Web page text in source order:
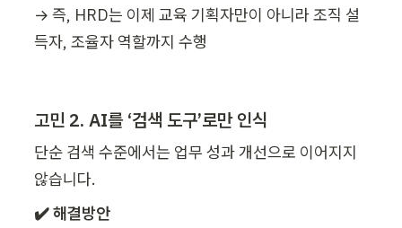
→ 즉, HRD는 이제 교육 기획자만이 아니라 조직 설
득자, 조율자 역할까지 수행
고민 2. AI를 ‘검색 도구’로만 인식
단순 검색 수준에서는 업무 성과 개선으로 이어지지
않습니다.
✔️ 해결방안